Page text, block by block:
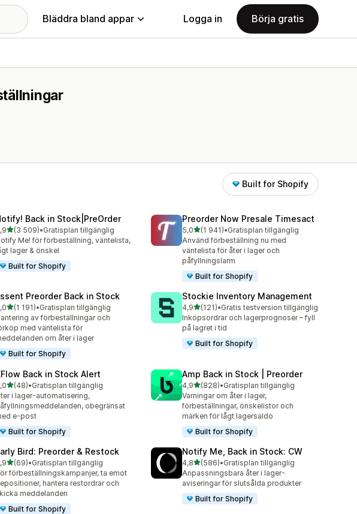
Bläddra bland appar Logga in Börja gratis
Built for Shopify
Back in Stock|PreOrder
av 5 stjärnor
(3 509)
recensioner totalt
•Gratisplan tillgänglig
Me! för förbeställning, väntelista,
lager & önskel
Built for Shopify
Preorder Now Presale Timesact
5,0av 5 stjärnor
(1 941)
1941 recensioner totalt
•Gratisplan tillgänglig
Använd förbeställning nu med
väntelista för åter i lager och
påfyllningslarm
Built for Shopify
Preorder Back in Stock
av 5 stjärnor
(1 191)
recensioner totalt
•Gratisplan tillgänglig
av förbeställningar och
med väntelista för
om åter i lager
Built for Shopify
Stockie Inventory Management
4,9av 5 stjärnor
(121)
121 recensioner totalt
•Gratis testversion tillgänglig
Inköpsordrar och lagerprognoser – fyll
på lagret i tid
Built for Shopify
Back in Stock Alert
av 5 stjärnor
(48)
recensioner totalt
•Gratisplan tillgänglig
i lager-automatisering,
obegränsat
e-post
Built for Shopify
Amp Back in Stock | Preorder
4,9av 5 stjärnor
(828)
828 recensioner totalt
•Gratisplan tillgänglig
Varningar om åter i lager,
förbeställningar, önskelistor och
märken för lågt lagersaldo
Built for Shopify
Bird: Preorder & Restock
av 5 stjärnor
(69)
recensioner totalt
•Gratisplan tillgänglig
förbeställningskampanjer, ta emot
hantera restordrar och
meddelanden
Built for Shopify
Notify Me, Back in Stock: CW
4,8av 5 stjärnor
(586)
586 recensioner totalt
•Gratisplan tillgänglig
Anpassningsbara åter i lager-
aviseringar för slutsålda produkter
Built for Shopify